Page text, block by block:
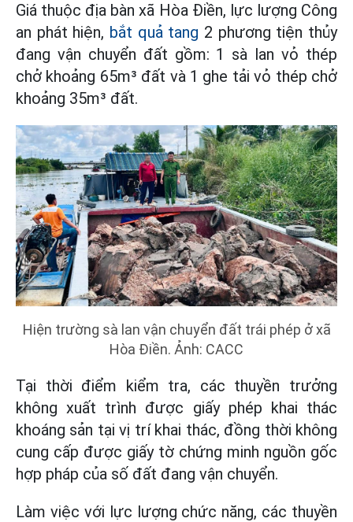
Giá thuộc địa bàn xã Hòa Điền, lực lượng Công
an phát hiện, bắt quả tang 2 phương tiện thủy
đang vận chuyển đất gồm: 1 sà lan vỏ thép
chở khoảng 65m³ đất và 1 ghe tải vỏ thép chở
khoảng 35m³ đất.
Hiện trường sà lan vận chuyển đất trái phép ở xã
Hòa Điền. Ảnh: CACC
Tại thời điểm kiểm tra, các thuyền trưởng
không xuất trình được giấy phép khai thác
khoáng sản tại vị trí khai thác, đồng thời không
cung cấp được giấy tờ chứng minh nguồn gốc
hợp pháp của số đất đang vận chuyển.
Làm việc với lực lượng chức năng, các thuyền